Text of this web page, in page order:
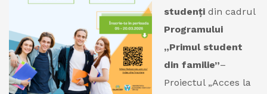
studenți din cadrul
Programului
„Primul student
din familie”–
Proiectul „Acces la